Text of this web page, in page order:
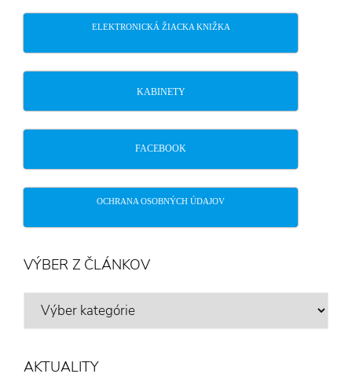
ELEKTRONICKÁ ŽIACKA KNIŽKA
KABINETY
FACEBOOK
OCHRANA OSOBNÝCH ÚDAJOV
VÝBER Z ČLÁNKOV
VÝBER
AKTUALITY